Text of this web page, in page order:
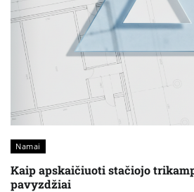
Namai
Kaip apskaičiuoti stačiojo
pavyzdžiai